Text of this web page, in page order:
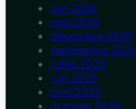
juin 2026
mai 2026
décembre 2025
septembre 2025
juillet 2025
juin 2025
avril 2025
octobre 2024